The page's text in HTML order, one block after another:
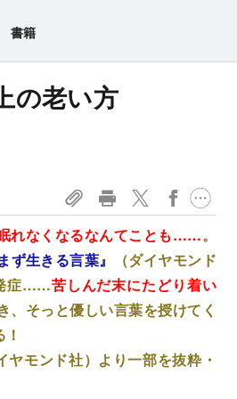
書籍
の老い方
れなくなるなんてことも……。
ず生きる言葉』
（ダイヤモンド
症……苦しんだ末にたどり着い
そっと優しい言葉を授けてく
モンド社） より一部を抜粋・